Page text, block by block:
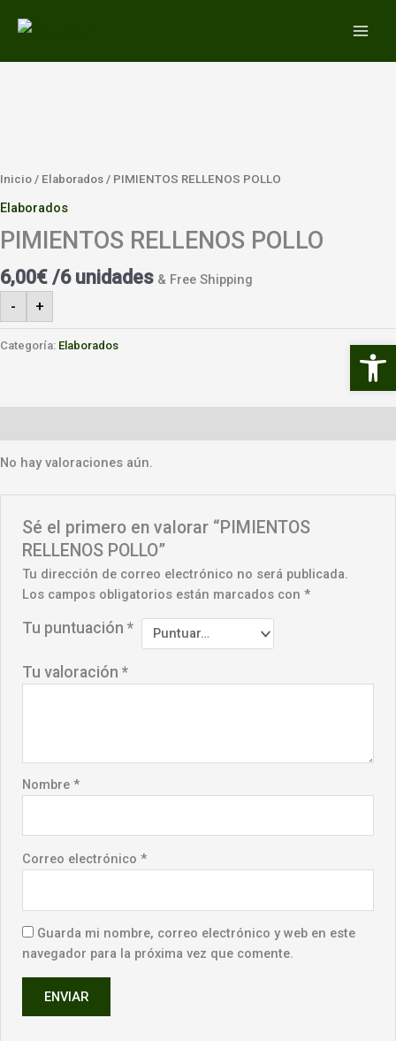
Inicio / Elaborados / PIMIENTOS RELLENOS POLLO
Elaborados
PIMIENTOS RELLENOS POLLO
6,00€ /6 unidades & Free Shipping
- +
Categoría: Elaborados
No hay valoraciones aún.
Sé el primero en valorar “PIMIENTOS
RELLENOS POLLO”
Tu dirección de correo electrónico no será publicada.
Los campos obligatorios están marcados con*
Tu puntuación*
Tu valoración*
Nombre*
Correo electrónico*
Guarda mi nombre, correo electrónico y web en este
navegador para la próxima vez que comente.
Abrir